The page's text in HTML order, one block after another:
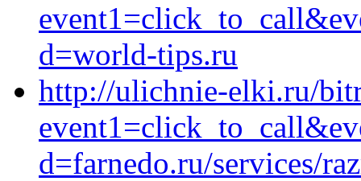
d=world-tips.ru
http://ulichnie-elki.ru/
d=farnedo.ru/services/